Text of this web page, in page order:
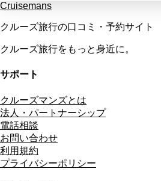
Cruisemans
クルーズ旅行の口コミ・予約サイト
クルーズ旅行をもっと身近に。
サポート
クルーズマンズとは
法人・パートナーシップ
電話相談
お問い合わせ
利用規約
プライバシーポリシー